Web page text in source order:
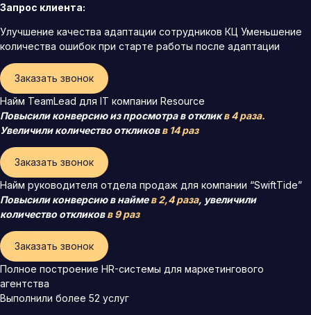
Запрос клиента:
Улучшение качества адаптации сотрудников КЦ Уменьшение
количества ошибок при старте работы после адаптации
Заказать звонок
Найм TeamLead для IT компании Resource
Повысили конверсию из просмотра в откликв 4 раза.
Увеличили количество откликовв 14 раз
Заказать звонок
Найм руководителя отдела продаж для компании “SwiftTide”
Повысили конверсию в наймев 2,4 раза, увеличили
количество откликовв 9 раз
Заказать звонок
Полное построение HR-системы для маркетингового
агентства
Выполнили более 52 услуг